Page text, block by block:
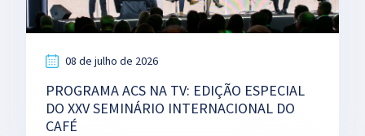
08 de julho de 2026
PROGRAMA ACS NA TV: EDIÇÃO ESPECIAL
DO XXV SEMINÁRIO INTERNACIONAL DO
CAFÉ